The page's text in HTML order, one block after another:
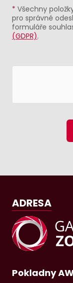
* Všechny
pro správné
formuláře
(GDPR).
ADRESA
Pokladny